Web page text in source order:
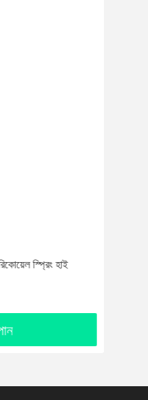
স্প্রিং হাই